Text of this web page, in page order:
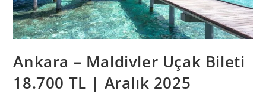
Ankara – Maldivler Uçak Bileti
18.700 TL | Aralık 2025